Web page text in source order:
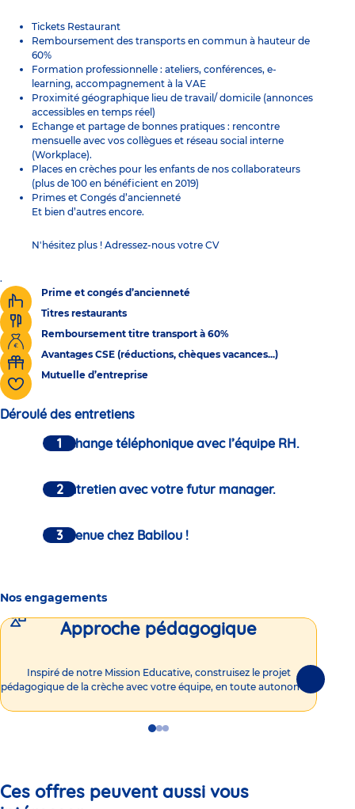
Tickets Restaurant
Remboursement des transports en commun à hauteur de
60%
Formation professionnelle : ateliers, conférences, e-
learning, accompagnement à la VAE
Proximité géographique lieu de travail/ domicile (annonces
accessibles en temps réel)
Echange et partage de bonnes pratiques : rencontre
mensuelle avec vos collègues et réseau social interne
(Workplace).
Places en crèches pour les enfants de nos collaborateurs
(plus de 100 en bénéficient en 2019)
Primes et Congés d’ancienneté
Et bien d’autres encore.
N'hésitez plus ! Adressez-nous votre CV
.
Prime et congés d’ancienneté
Titres restaurants
Remboursement titre transport à 60%
Avantages CSE (réductions, chèques vacances...)
Mutuelle d’entreprise
Déroulé des entretiens
Un échange téléphonique avec l’équipe RH.
Un entretien avec votre futur manager.
Bienvenue chez Babilou !
Nos engagements
Approche pédagogique
Inspiré de notre Mission Educative, construisez le projet
pédagogique de la crèche avec votre équipe, en toute autonomie !
GoGoGo
Ces offres peuvent aussi vous